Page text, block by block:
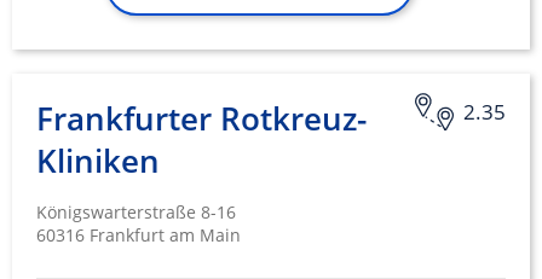
2.35
Frankfurter Rotkreuz-
Kliniken
Königswarterstraße 8-16
60316 Frankfurt am Main